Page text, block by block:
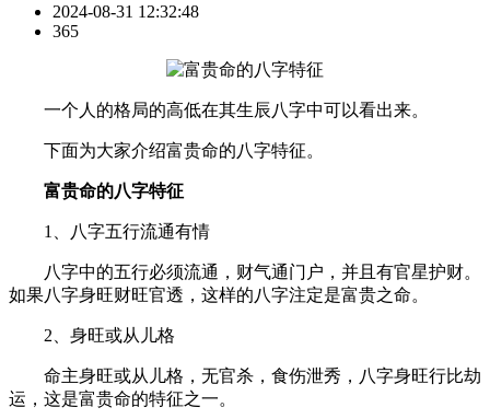
2024-08-31 12:32:48
365
一个人的格局的高低在其生辰八字中可以看出来。
下面为大家介绍富贵命的八字特征。
富贵命的八字特征
1、八字五行流通有情
八字中的五行必须流通，财气通门户，并且有官星护财。
如果八字身旺财旺官透，这样的八字注定是富贵之命。
2、身旺或从儿格
命主身旺或从儿格，无官杀，食伤泄秀，八字身旺行比劫
运，这是富贵命的特征之一。